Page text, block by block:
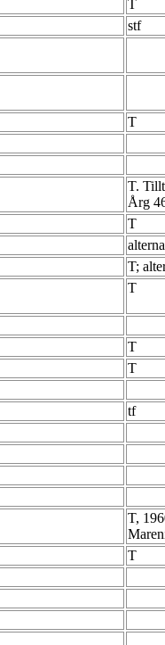
T
stf
T
T.
Årg
T
T;
T
T
T
tf
T,
T